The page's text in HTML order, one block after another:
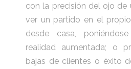
con la precisión del ojo de
ver un partido en el
desde casa,
realidad aumentada; o
bajas de clientes o éxito